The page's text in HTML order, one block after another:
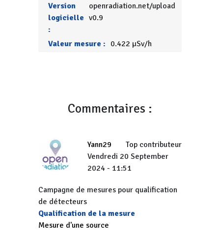
Version
logicielle
:
openradiation.net/upload
v0.9
Valeur mesure : 0.422 µSv/h
Commentaires :
Yann29
Top contributeur
Vendredi 20 September
2024 - 11:51
Campagne de mesures pour qualification
de détecteurs
Qualification de la mesure
Mesure d'une source